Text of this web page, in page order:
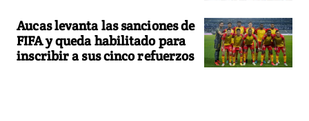
Aucas levanta las sanciones de
FIFA y queda habilitado para
inscribir a sus cinco refuerzos